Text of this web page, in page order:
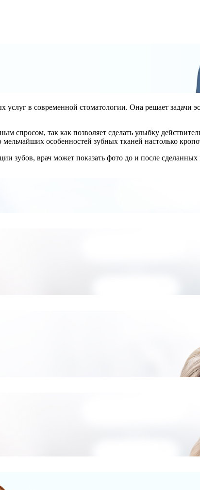
в современной стоматологии. Она решает задачи
спросом, так как позволяет сделать улыбку
особенностей зубных тканей настолько
зубов, врач может показать фото до и после сделанных